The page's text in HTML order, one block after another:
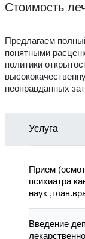
Стоимость
Предлагаем
понятными
политики
неоправданных
Услуга
Прием
психиатра
наук
Введение